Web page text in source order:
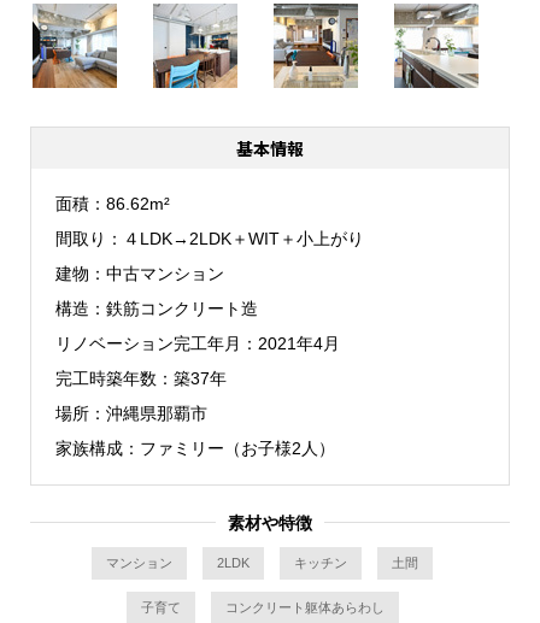
基本情報
面積
86.62m²
間取り
４LDK→2LDK＋WIT＋小上がり
建物
中古マンション
構造
鉄筋コンクリート造
リノベーション完工年月
2021年4月
完工時築年数
築37年
場所
沖縄県那覇市
家族構成
ファミリー（お子様2人）
素材や特徴
マンション 2LDK キッチン 土間
子育て コンクリート躯体あらわし